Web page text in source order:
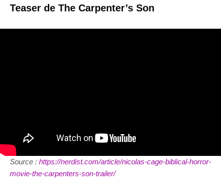
Teaser de The Carpenter’s Son
Source : https://nerdist.com/article/nicolas-cage-biblical-horror-
movie-the-carpenters-son-trailer/